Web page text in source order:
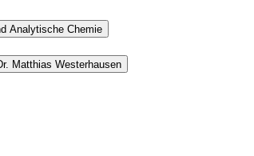
Analytische Chemie
Matthias Westerhausen